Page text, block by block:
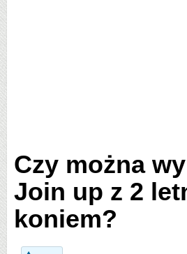
Czy można
Join up z 2
koniem?